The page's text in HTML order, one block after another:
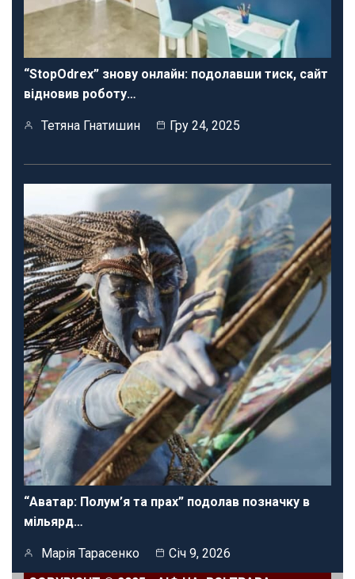
“StopOdrex” знову онлайн: подолавши тиск, сайт
відновив роботу…
Тетяна Гнатишин Гру 24, 2025
“Аватар: Полум’я та прах” подолав позначку в
мільярд…
Марія Тарасенко
Січ 9, 2026